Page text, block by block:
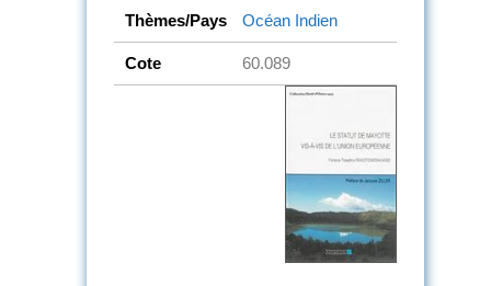
Thèmes/Pays Océan Indien
Cote 60.089